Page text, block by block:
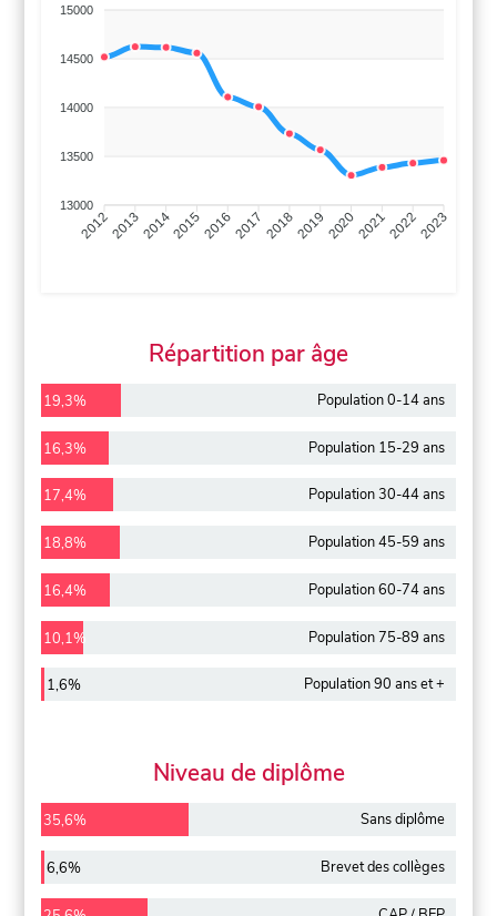
15000
14500
14000
13500
13000
201220132014201520162017 201820192020202120222023
Répartition par âge
19,3% Population 0-14 ans
16,3% Population 15-29 ans
17,4% Population 30-44 ans
18,8% Population 45-59 ans
16,4% Population 60-74 ans
10,1% Population 75-89 ans
1,6% Population 90 ans et +
Niveau de diplôme
35,6% Sans diplôme
6,6% Brevet des collèges